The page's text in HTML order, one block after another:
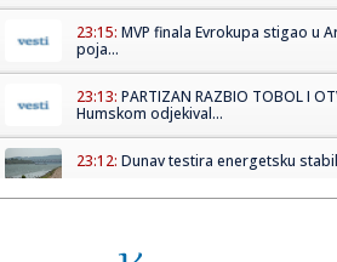
23:15: MVP finala Evrokupa stigao u
poja...
23:13: PARTIZAN RAZBIO TOBOL I
Humskom odjekival...
23:12: Dunav testira energetsku